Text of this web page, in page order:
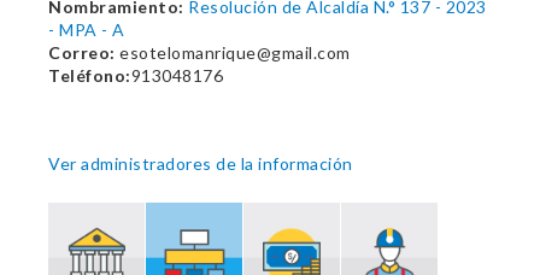
Nombramiento: Resolución de Alcaldía N.° 137 - 2023
- MPA - A
Correo: esotelomanrique@gmail.com
Teléfono:913048176
Ver administradores de la información